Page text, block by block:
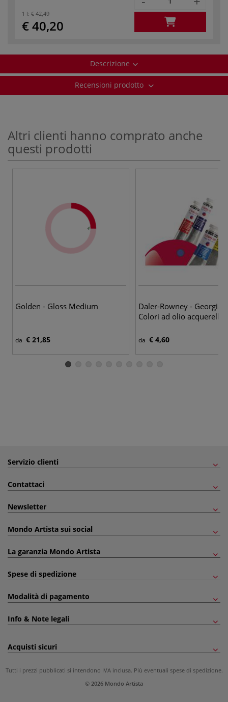
1 l: € 42,49
€ 40,20
Descrizione
Recensioni prodotto
Altri clienti hanno comprato anche
questi prodotti
Golden - Gloss Medium
da € 21,85
Daler-Rowney - Georgian,
Colori ad olio
da € 4,60
Servizio clienti
Contattaci
Newsletter
Mondo Artista sui social
La garanzia Mondo Artista
Spese di spedizione
Modalità di pagamento
Info & Note legali
Acquisti sicuri
Tutti i prezzi pubblicati si intendono IVA inclusa. Più eventuali spese di spedizione.
© 2026 Mondo Artista